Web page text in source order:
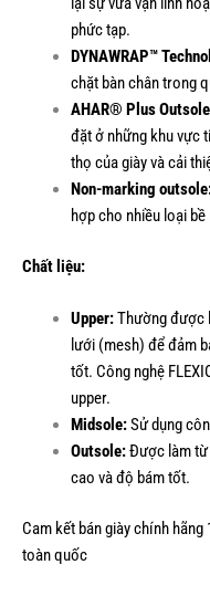
phức tạp.
DYNAWRAP™
chặt bàn chân trong
AHAR® Plus
đặt ở những khu vực
thọ của giày và cải
Non-marking
hợp cho nhiều loại
Chất liệu:
Upper:Thường được
lưới (mesh) để đảm
tốt. Công nghệ
upper.
Midsole:Sử dụng
Outsole:Được làm từ
cao và độ bám tốt.
Cam kết bán giày chính
toàn quốc